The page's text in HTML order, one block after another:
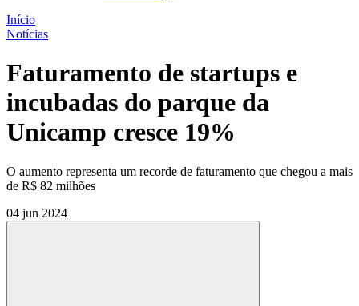
Início
Notícias
Faturamento de startups e
incubadas do parque da
Unicamp cresce 19%
O aumento representa um recorde de faturamento que chegou a mais
de R$ 82 milhões
04 jun 2024